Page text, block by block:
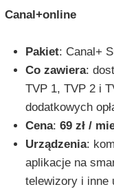
Canal+online
Pakiet: Canal+
Co zawiera:
TVP 1, TVP 2 i
dodatkowych
Cena: 69 zł /
Urządzenia:
aplikacje na
telewizory i inne